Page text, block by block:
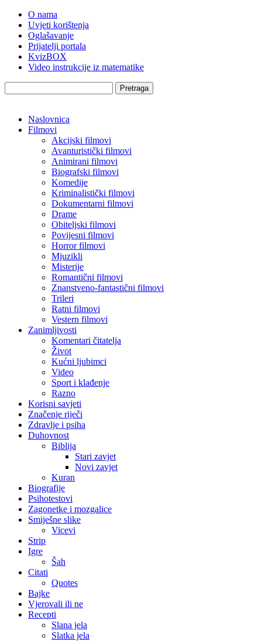
O nama
Uvjeti korištenja
Oglašavanje
Prijatelji portala
KvizBOX
Video instrukcije iz matematike
Pretraga
Naslovnica
Filmovi
Akcijski filmovi
Avanturistički filmovi
Animirani filmovi
Biografski filmovi
Komedije
Kriminalistički filmovi
Dokumentarni filmovi
Drame
Obiteljski filmovi
Povijesni filmovi
Horror filmovi
Mjuzikli
Misterije
Romantični filmovi
Znanstveno-fantastični filmovi
Trileri
Ratni filmovi
Vestern filmovi
Zanimljivosti
Komentari čitatelja
Život
Kućni ljubimci
Video
Sport i klađenje
Razno
Korisni savjeti
Značenje riječi
Zdravlje i psiha
Duhovnost
Biblija
Stari zavjet
Novi zavjet
Kuran
Biografije
Psihotestovi
Zagonetke i mozgalice
Smiješne slike
Vicevi
Strip
Igre
Šah
Citati
Quotes
Bajke
Vjerovali ili ne
Recepti
Slana jela
Slatka jela